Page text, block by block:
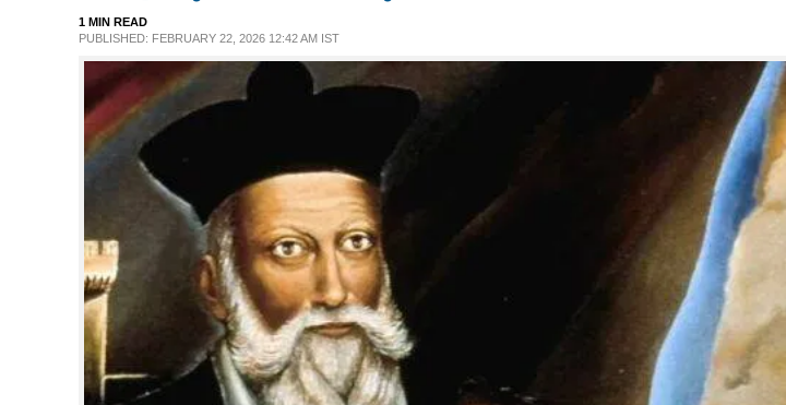
CASE DIARY
LIFESTYLE
SPIRITUAL
1 MIN READ
PUBLISHED: FEBRUARY 22, 2026 12:42 AM IST